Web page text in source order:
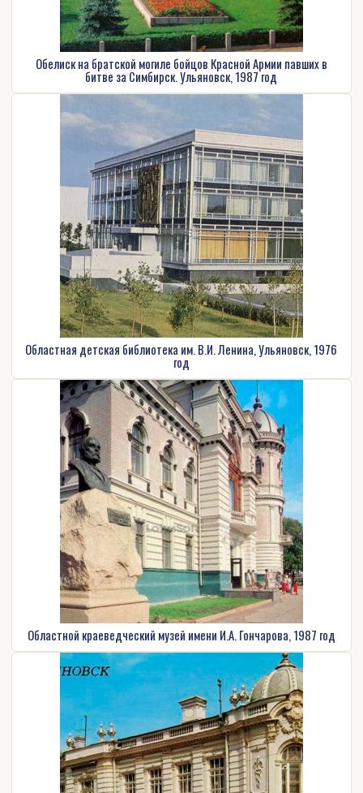
Обелиск на братской могиле бойцов Красной Армии павших в
битве за Симбирск. Ульяновск, 1987 год
Областная детская библиотека им. В.И. Ленина, Ульяновск, 1976
год
Областной краеведческий музей имени И.А. Гончарова, 1987 год